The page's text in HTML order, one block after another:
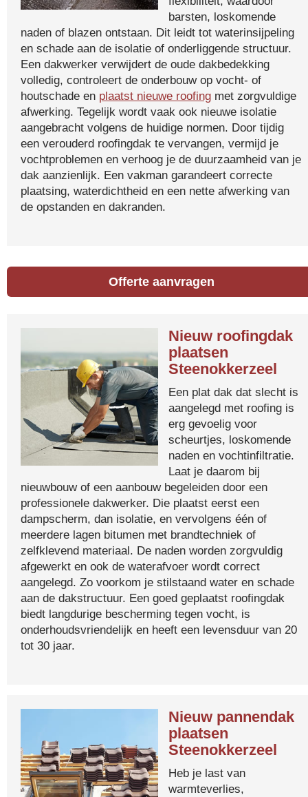
barsten, loskomende
naden of blazen ontstaan. Dit leidt tot waterinsijpeling
en schade aan de isolatie of onderliggende structuur.
Een dakwerker verwijdert de oude dakbedekking
volledig, controleert de onderbouw op vocht- of
houtschade en plaatst nieuwe roofing met zorgvuldige
afwerking. Tegelijk wordt vaak ook nieuwe isolatie
aangebracht volgens de huidige normen. Door tijdig
een verouderd roofingdak te vervangen, vermijd je
vochtproblemen en verhoog je de duurzaamheid van je
dak aanzienlijk. Een vakman garandeert correcte
plaatsing, waterdichtheid en een nette afwerking van
de opstanden en dakranden.
Offerte aanvragen
Nieuw roofingdak
plaatsen
Steenokkerzeel
Een plat dak dat slecht is
aangelegd met roofing is
erg gevoelig voor
scheurtjes, loskomende
naden en vochtinfiltratie.
Laat je daarom bij
nieuwbouw of een aanbouw begeleiden door een
professionele dakwerker. Die plaatst eerst een
dampscherm, dan isolatie, en vervolgens één of
meerdere lagen bitumen met brandtechniek of
zelfklevend materiaal. De naden worden zorgvuldig
afgewerkt en ook de waterafvoer wordt correct
aangelegd. Zo voorkom je stilstaand water en schade
aan de dakstructuur. Een goed geplaatst roofingdak
biedt langdurige bescherming tegen vocht, is
onderhoudsvriendelijk en heeft een levensduur van 20
tot 30 jaar.
Nieuw pannendak
plaatsen
Steenokkerzeel
Heb je last van
warmteverlies,